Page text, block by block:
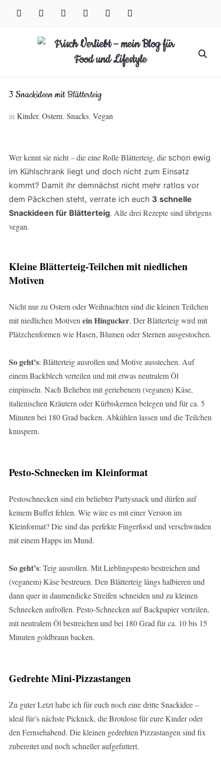
facebook instagram pinterest twitter xing youtube
Search
3 Snackideen mit Blätterteig
in Kinder, Ostern, Snacks, Vegan
Wer kennt sie nicht – die eine Rolle Blätterteig, die schon ewig
im Kühlschrank liegt und doch nicht zum Einsatz
kommt? Damit ihr demnächst nicht mehr ratlos vor
dem Päckchen steht, verrate ich euch 3 schnelle
Snackideen für Blätterteig. Alle drei Rezepte sind übrigens
vegan.
Kleine Blätterteig-Teilchen mit niedlichen
Motiven
Nicht nur zu Ostern oder Weihnachten sind die kleinen Teilchen
mit niedlichen Motiven ein Hingucker. Der Blätterteig wird mit
Plätzchenformen wie Hasen, Blumen oder Sternen ausgestochen.
So geht’s: Blätterteig ausrollen und Motive ausstechen. Auf
einem Backblech verteilen und mit etwas neutralem Öl
einpinseln. Nach Belieben mit geriebenem (veganen) Käse,
italienischen Kräutern oder Kürbiskernen belegen und für ca. 5
Minuten bei 180 Grad backen. Abkühlen lassen und die Teilchen
knuspern.
Pesto-Schnecken im Kleinformat
Pestoschnecken sind ein beliebter Partysnack und dürfen auf
keinem Buffet fehlen. Wie wäre es mit einer Version im
Kleinformat? Die sind das perfekte Fingerfood und verschwinden
mit einem Happs im Mund.
So geht’s: Teig ausrollen. Mit Lieblingspesto bestreichen und
(veganem) Käse bestreuen. Den Blätterteig längs halbieren und
dann quer in daumendicke Streifen schneiden und zu kleinen
Schnecken aufrollen. Pesto-Schnecken auf Backpapier verteilen,
mit neutralem Öl bestreichen und bei 180 Grad für ca. 10 bis 15
Minuten goldbraun backen.
Gedrehte Mini-Pizzastangen
Zu guter Letzt habe ich für euch noch eine dritte Snackidee –
ideal für’s nächste Picknick, die Brotdose für eure Kinder oder
den Fernsehabend. Die kleinen gedrehten Pizzastangen sind fix
zubereitet und noch schneller aufgefuttert.